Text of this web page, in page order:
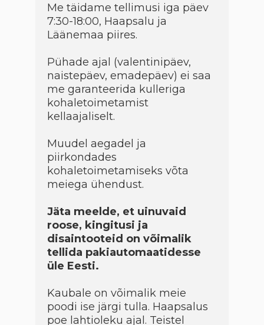
Me täidame tellimusi iga päev
7:30-18:00, Haapsalu ja
Läänemaa piires.
Pühade ajal (valentinipäev,
naistepäev, emadepäev) ei saa
me garanteerida kulleriga
kohaletoimetamist
kellaajaliselt.
Muudel aegadel ja
piirkondades
kohaletoimetamiseks võta
meiega ühendust.
Jäta meelde, et uinuvaid
roose, kingitusi ja
disaintooteid on võimalik
tellida pakiautomaatidesse
üle Eesti.
Kaubale on võimalik meie
poodi ise järgi tulla. Haapsalus
poe lahtioleku ajal. Teistel